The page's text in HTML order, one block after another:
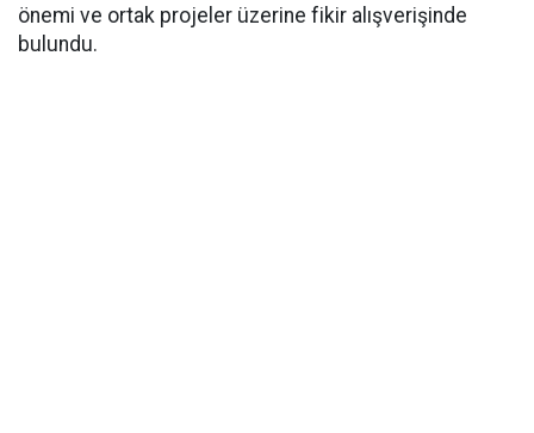
önemi ve ortak projeler üzerine fikir alışverişinde
bulundu.